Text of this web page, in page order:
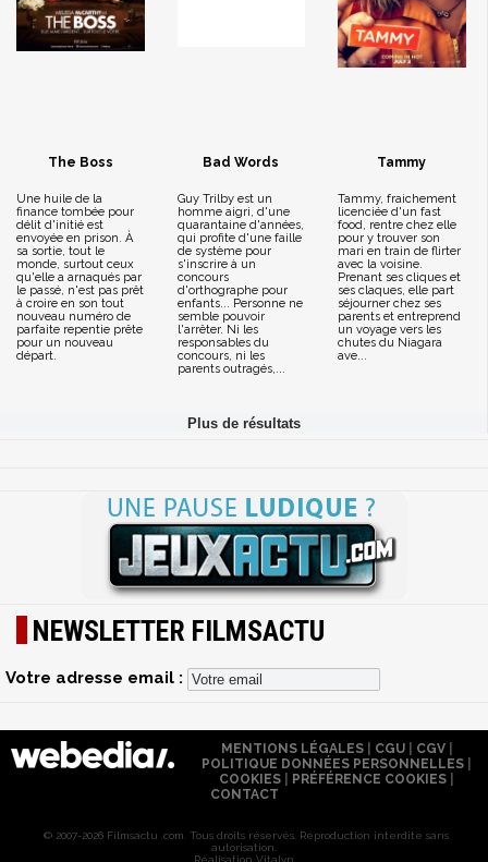
The Boss
Une huile de la
finance tombée pour
délit d'initié est
envoyée en prison. À
sa sortie, tout le
monde, surtout ceux
qu'elle a arnaqués par
le passé, n'est pas prêt
à croire en son tout
nouveau numéro de
parfaite repentie prête
pour un nouveau
départ.
Bad Words
Guy Trilby est un
homme aigri, d'une
quarantaine d'années,
qui profite d'une faille
de système pour
s'inscrire à un
concours
d'orthographe pour
enfants... Personne ne
semble pouvoir
l'arrêter. Ni les
responsables du
concours, ni les
parents outragés,...
Tammy
Tammy, fraichement
licenciée d'un fast
food, rentre chez elle
pour y trouver son
mari en train de flirter
avec la voisine.
Prenant ses cliques et
ses claques, elle part
séjourner chez ses
parents et entreprend
un voyage vers les
chutes du Niagara
ave...
NEWSLETTER FILMSACTU
Votre adresse email :
MENTIONS LÉGALES| CGU| CGV|
POLITIQUE DONNÉES PERSONNELLES
COOKIES
PRÉFÉRENCE COOKIES
CONTACT
© 2007-2026 Filmsactu .com. Tous droits réservés. Reproduction interdite sans
autorisation.
Réalisation Vitalyn